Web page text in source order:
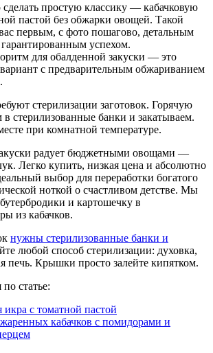
простую классику — кабачковую
пастой без обжарки овощей. Такой
первым, с фото пошагово, детальным
успехом.
для обалденной закуски — это
с предварительным обжариванием
стерилизации заготовок. Горячую
в стерилизованные банки и закатываем.
при комнатной температуре.
радует бюджетными овощами —
Легко купить, низкая цена и абсолютно
выбор для переработки богатого
ноткой о счастливом детстве. Мы
и картошечку в
из кабачков.
нужны стерилизованные банки и
любой способ стерилизации: духовка,
печь. Крышки просто залейте кипятком.
статье:
икра с томатной пастой
кабачков с помидорами и